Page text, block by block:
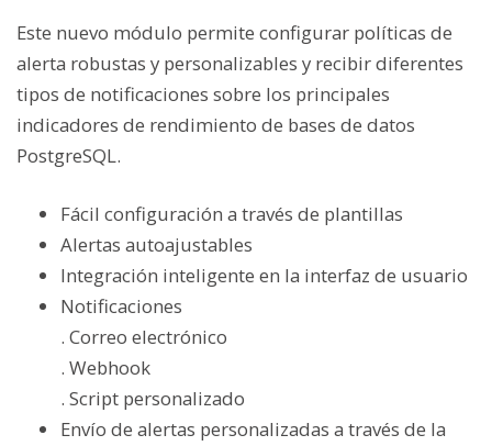
Este nuevo módulo permite configurar políticas de
alerta robustas y personalizables y recibir diferentes
tipos de notificaciones sobre los principales
indicadores de rendimiento de bases de datos
PostgreSQL.
Fácil configuración a través de plantillas
Alertas autoajustables
Integración inteligente en la interfaz de usuario
Notificaciones
. Correo electrónico
. Webhook
. Script personalizado
Envío de alertas personalizadas a través de la